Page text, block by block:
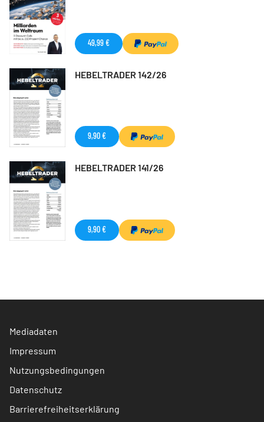
49,99 €
HEBELTRADER 142/26
9,90 €
HEBELTRADER 141/26
9,90 €
Mediadaten
Impressum
Nutzungsbedingungen
Datenschutz
Barrierefreiheitserklärung